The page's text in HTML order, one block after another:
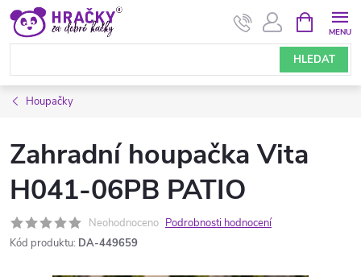
Přejít
obsah
HLEDAT
NÁKUPNÍ
KOŠÍK
Houpačky
Zahradní houpačka Vita
H041-06PB PATIO
Neohodnoceno Podrobnosti hodnocení
Kód produktu: DA-449659